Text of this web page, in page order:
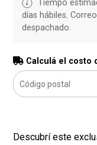
Tiempo
días hábiles.
despachado.
Calculá el costo
Descubrí este